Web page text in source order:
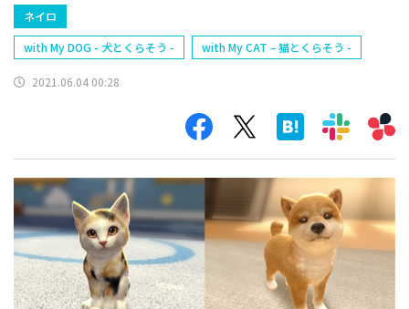
ネイロ
with My DOG - 犬とくらそう -
with My CAT – 猫とくらそう -
2021.06.04 00:28